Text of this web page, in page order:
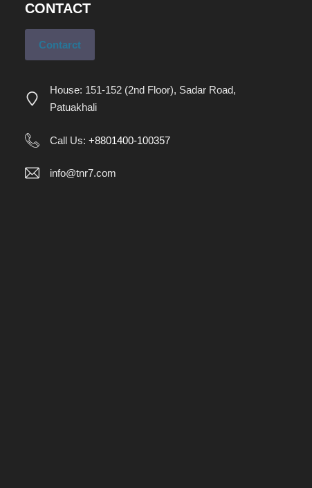
CONTACT
Contarct
House: 151-152 (2nd Floor), Sadar Road,
Patuakhali
Call Us: +8801400-100357
info@tnr7.com